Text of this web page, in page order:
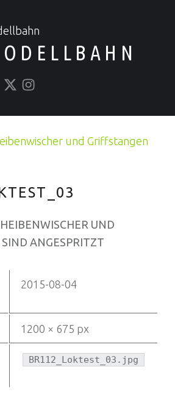
UND
ANGESPRITZT
2015-08-04
1200 × 675 px
BR112_Loktest_03.jpg